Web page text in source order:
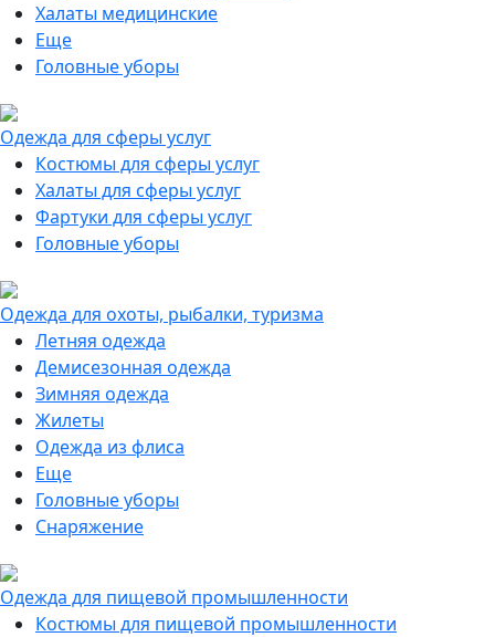
Халаты медицинские
Еще
Головные уборы
Одежда для сферы услуг
Костюмы для сферы услуг
Халаты для сферы услуг
Фартуки для сферы услуг
Головные уборы
Одежда для охоты, рыбалки, туризма
Летняя одежда
Демисезонная одежда
Зимняя одежда
Жилеты
Одежда из флиса
Еще
Головные уборы
Снаряжение
Одежда для пищевой промышленности
Костюмы для пищевой промышленности